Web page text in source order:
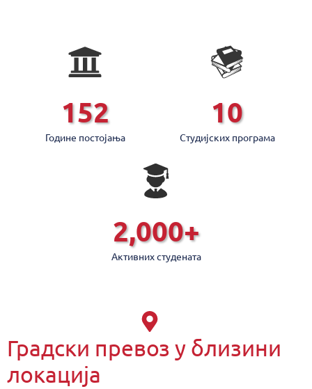
Године постојањa
152
Студијских програмa
10
Активних студената
2,000+
Градски превоз у близини
локација